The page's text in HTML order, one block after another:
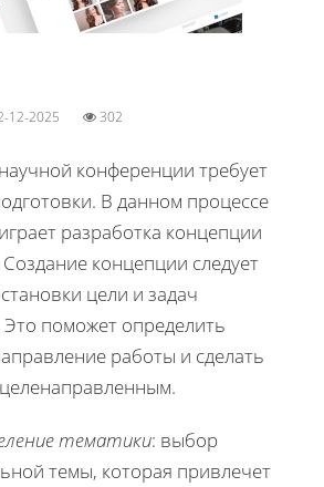
12-2025 302
конференции требует
В данном процессе
разработка концепции
концепции следует
цели и задач
поможет определить
работы и сделать
тематики: выбор
темы, которая привлечет